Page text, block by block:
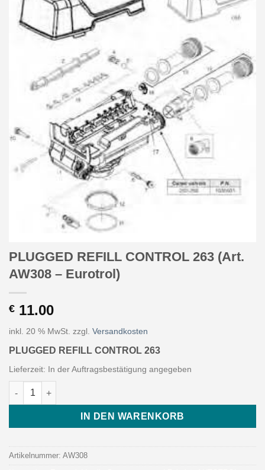
PLUGGED REFILL CONTROL 263 (Art.
AW308 – Eurotrol)
€ 11.00
inkl. 20 % MwSt. zzgl. Versandkosten
PLUGGED REFILL CONTROL 263
Lieferzeit: In der Auftragsbestätigung angegeben
PLUGGED REFILL CONTROL 263 (Art. AW308 - Eurotrol) Menge
IN DEN WARENKORB
Artikelnummer: AW308